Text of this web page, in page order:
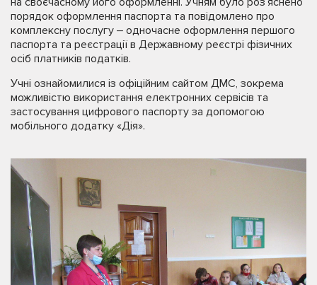
порядок оформлення паспорта та повідомлено про
комплексну послугу ‒ одночасне оформлення першого
паспорта та реєстрації в Державному реєстрі фізичних
осіб платників податків.
Учні ознайомилися із офіційним сайтом ДМС, зокрема
можливістю використання електронних сервісів та
застосування цифрового паспорту за допомогою
мобільного додатку «Дія».